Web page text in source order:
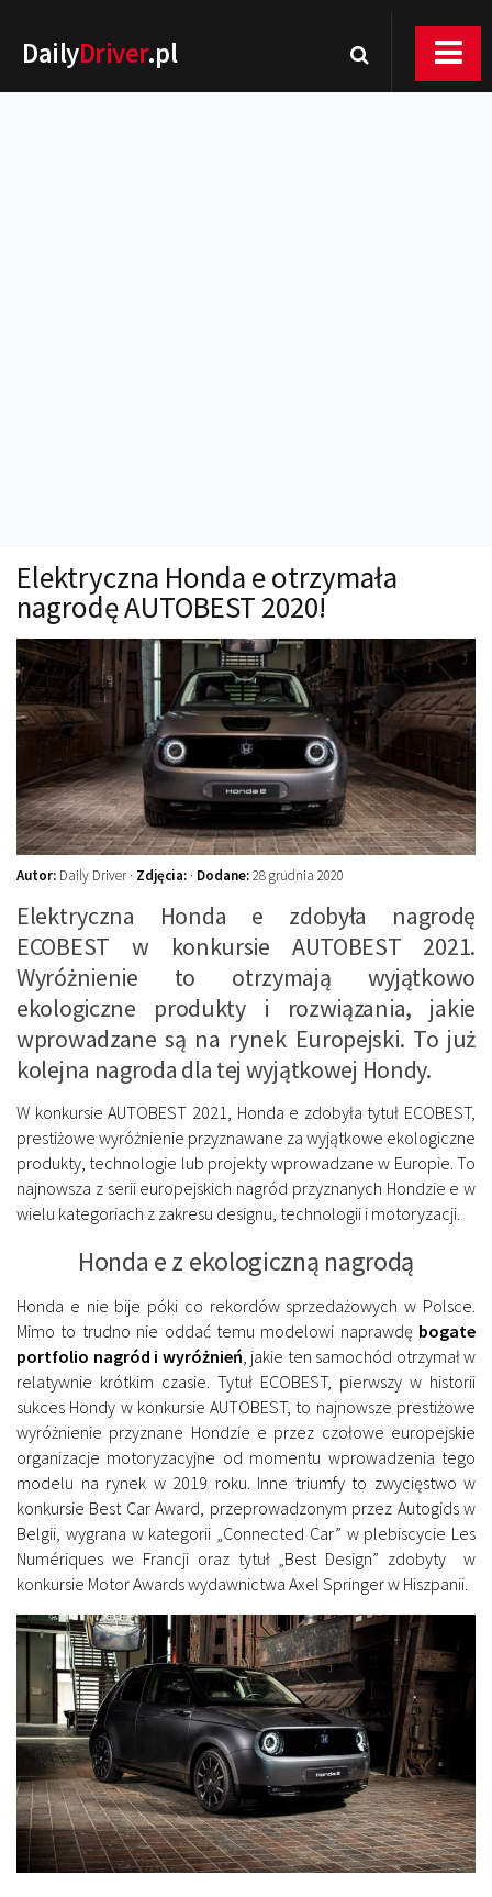
DailyDriver.pl
Technika jazdy
Oświetlenie
Kalkulatory
Przelicznik mocy
Auto z niemiec
Galerie
Elektryczna Honda e otrzymała
nagrodę AUTOBEST 2020!
Autor: Daily Driver · Zdjęcia: · Dodane:28 grudnia 2020
Elektryczna Honda e zdobyła nagrodę
ECOBEST w konkursie AUTOBEST 2021.
Wyróżnienie to otrzymają wyjątkowo
ekologiczne produkty i rozwiązania, jakie
wprowadzane są na rynek Europejski. To już
kolejna nagroda dla tej wyjątkowej Hondy.
W konkursie AUTOBEST 2021, Honda e zdobyła tytuł ECOBEST,
prestiżowe wyróżnienie przyznawane za wyjątkowe ekologiczne
produkty, technologie lub projekty wprowadzane w Europie. To
najnowsza z serii europejskich nagród przyznanych Hondzie e w
wielu kategoriach z zakresu designu, technologii i motoryzacji.
Honda e z ekologiczną nagrodą
Honda e nie bije póki co rekordów sprzedażowych w Polsce.
Mimo to trudno nie oddać temu modelowi naprawdę bogate
portfolio nagród i wyróżnień , jakie ten samochód otrzymał w
relatywnie krótkim czasie. Tytuł ECOBEST, pierwszy w historii
sukces Hondy w konkursie AUTOBEST, to najnowsze prestiżowe
wyróżnienie przyznane Hondzie e przez czołowe europejskie
organizacje motoryzacyjne od momentu wprowadzenia tego
modelu na rynek w 2019 roku. Inne triumfy to zwycięstwo w
konkursie Best Car Award, przeprowadzonym przez Autogids w
Belgii, wygrana w kategorii „Connected Car” w plebiscycie Les
Numériques we Francji oraz tytuł „Best Design” zdobyty w
konkursie Motor Awards wydawnictwa Axel Springer w Hiszpanii.